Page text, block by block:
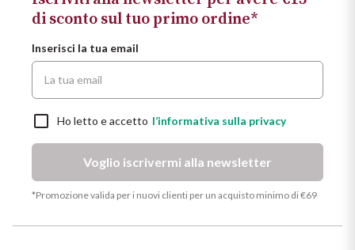
di sconto sul tuo primo ordine*
Inserisci la tua email
Ho letto e accetto l’informativa sulla privacy
Voglio iscrivermi alla newsletter
*Promozione valida per i nuovi clienti per un acquisto minimo di €69